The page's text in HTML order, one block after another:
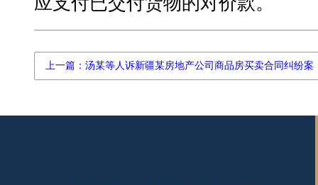
上一篇：汤某等人诉新疆某房地产公司商品房买卖合同纠纷案